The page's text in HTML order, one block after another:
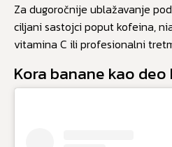
Za dugoročnije ublažavanje
ciljani sastojci poput kofeina,
vitamina C ili profesionalni
Kora banane kao